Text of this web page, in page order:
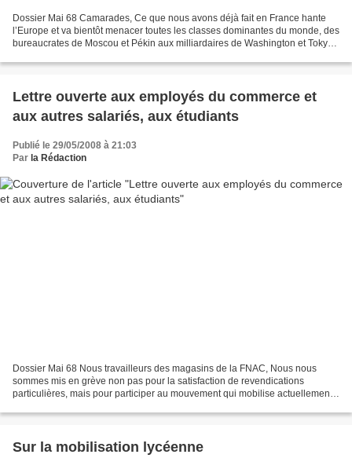
Dossier Mai 68 Camarades, Ce que nous avons déjà fait en France hante
l’Europe et va bientôt menacer toutes les classes dominantes du monde, des
bureaucrates de Moscou et Pékin aux milliardaires de Washington et Tokyo.
Lettre ouverte aux employés du commerce et
aux autres salariés, aux étudiants
Publié le 29/05/2008 à 21:03
Par la Rédaction
Dossier Mai 68 Nous travailleurs des magasins de la FNAC, Nous nous
sommes mis en grève non pas pour la satisfaction de revendications
particulières, mais pour participer au mouvement qui mobilise actuellement
Sur la mobilisation lycéenne